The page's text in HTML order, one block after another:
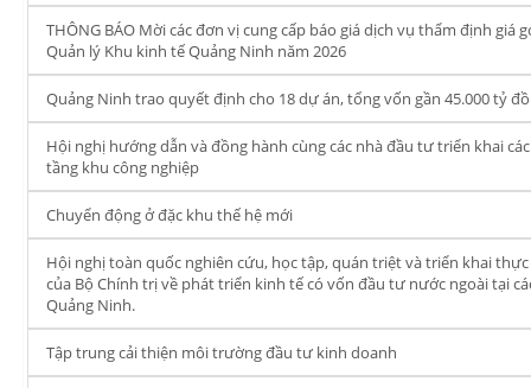
THÔNG BÁO Mời các đơn vị cung cấp báo giá dịch vụ thẩm định giá
Quản lý Khu kinh tế Quảng Ninh năm 2026
Quảng Ninh trao quyết định cho 18 dự án, tổng vốn gần 45.000 tỷ
Hội nghị hướng dẫn và đồng hành cùng các nhà đầu tư triển khai
tầng khu công nghiệp
Chuyển động ở đặc khu thế hệ mới
Hội nghị toàn quốc nghiên cứu, học tập, quán triệt và triển khai
của Bộ Chính trị về phát triển kinh tế có vốn đầu tư nước ngoài tại
Quảng Ninh.
Tập trung cải thiện môi trường đầu tư kinh doanh